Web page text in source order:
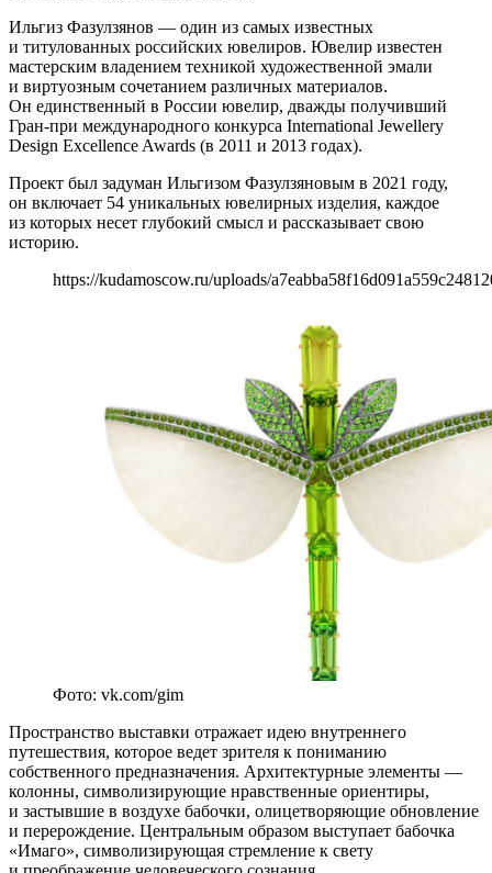
Ильгиз Фазулзянов — один из самых известных
и титулованных российских ювелиров. Ювелир известен
мастерским владением техникой художественной эмали
и виртуозным сочетанием различных материалов.
Он единственный в России ювелир, дважды получивший
Гран-при международного конкурса International Jewellery
Design Excellence Awards (в 2011 и 2013 годах).
Проект был задуман Ильгизом Фазулзяновым в 2021 году,
он включает 54 уникальных ювелирных изделия, каждое
из которых несет глубокий смысл и рассказывает свою
историю.
https://kudamoscow.ru/uploads/
Фото: vk.com/gim
Пространство выставки отражает идею внутреннего
путешествия, которое ведет зрителя к пониманию
собственного предназначения. Архитектурные элементы —
колонны, символизирующие нравственные ориентиры,
и застывшие в воздухе бабочки, олицетворяющие обновление
и перерождение. Центральным образом выступает бабочка
«Имаго», символизирующая стремление к свету